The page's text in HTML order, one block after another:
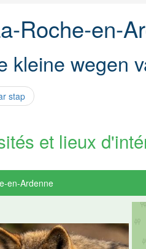
Roche-en-
kleine wegen
stap
et lieux
en-Ardenne